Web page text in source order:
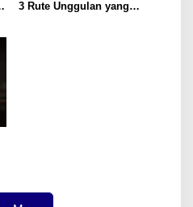
3 Rute Unggulan yang